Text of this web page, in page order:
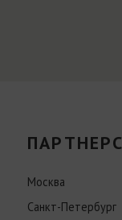
Москва
Санкт-Петербург